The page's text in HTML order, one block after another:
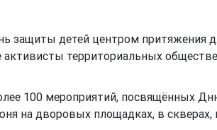
защиты детей центром притяжения
территориальных
100 мероприятий, посвящённых
на дворовых площадках, в скверах,